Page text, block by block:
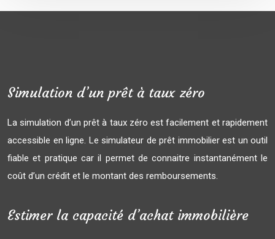
Simulation d’un prêt à taux zéro
La simulation d’un prêt à taux zéro est facilement et rapidement
accessible en ligne. Le simulateur de prêt immobilier est un outil
fiable et pratique car il permet de connaitre instantanément le
coût d’un crédit et le montant des remboursements.
Estimer la capacité d’achat immobilière